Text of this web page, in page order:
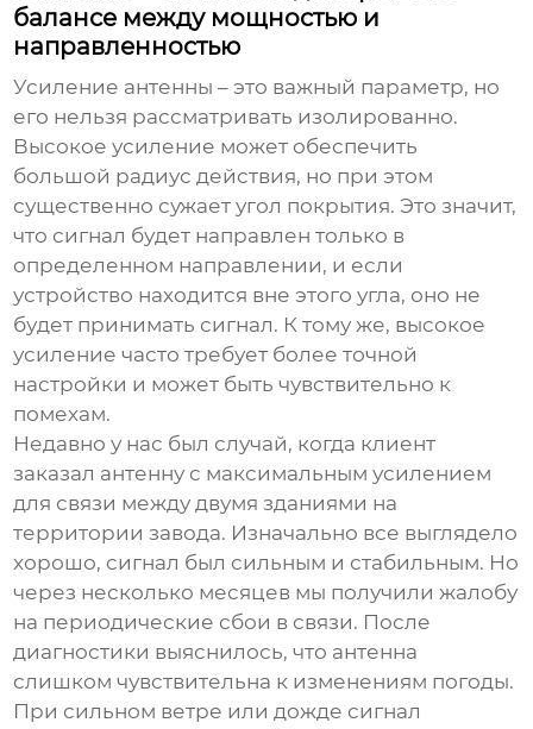
балансе между мощностью и
направленностью
Усиление антенны – это важный параметр, но
его нельзя рассматривать изолированно.
Высокое усиление может обеспечить
большой радиус действия, но при этом
существенно сужает угол покрытия. Это значит,
что сигнал будет направлен только в
определенном направлении, и если
устройство находится вне этого угла, оно не
будет принимать сигнал. К тому же, высокое
усиление часто требует более точной
настройки и может быть чувствительно к
помехам.
Недавно у нас был случай, когда клиент
заказал антенну с максимальным усилением
для связи между двумя зданиями на
территории завода. Изначально все выглядело
хорошо, сигнал был сильным и стабильным. Но
через несколько месяцев мы получили жалобу
на периодические сбои в связи. После
диагностики выяснилось, что антенна
слишком чувствительна к изменениям погоды.
При сильном ветре или дожде сигнал